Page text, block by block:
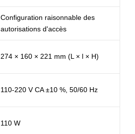
Configuration raisonnable des
autorisations d'accès
274 × 160 × 221 mm (L × l × H)
110-220 V CA ±10 %, 50/60 Hz
110 W